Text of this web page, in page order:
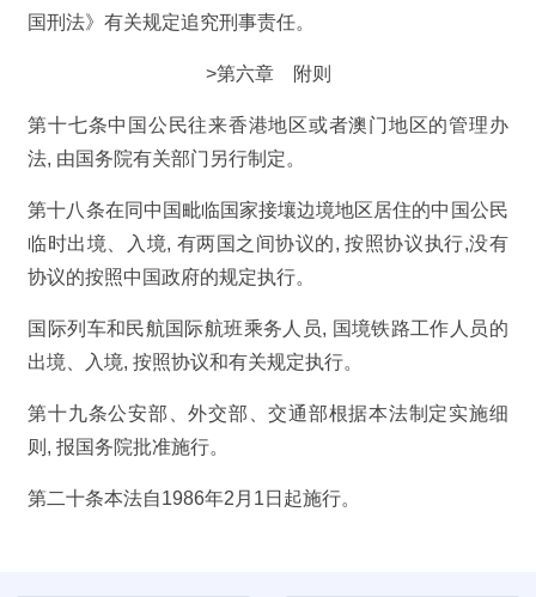
国刑法》有关规定追究刑事责任。
>第六章 附则
第十七条中国公民往来香港地区或者澳门地区的管理办
法, 由国务院有关部门另行制定。
第十八条在同中国毗临国家接壤边境地区居住的中国公民
临时出境、入境, 有两国之间协议的, 按照协议执行,没有
协议的按照中国政府的规定执行。
国际列车和民航国际航班乘务人员, 国境铁路工作人员的
出境、入境, 按照协议和有关规定执行。
第十九条公安部、外交部、交通部根据本法制定实施细
则, 报国务院批准施行。
第二十条本法自1986年2月1日起施行。